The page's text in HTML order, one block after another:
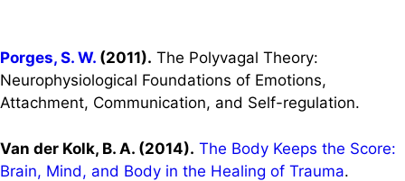
Porges, S. W. (2011). The Polyvagal Theory:
Neurophysiological Foundations of Emotions,
Attachment, Communication, and Self-regulation.
Van der Kolk, B. A. (2014). The Body Keeps the Score:
Brain, Mind, and Body in the Healing of Trauma.